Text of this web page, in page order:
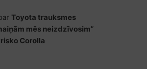
Toyota trauksmes
mēs neizdzīvosim”
Corolla